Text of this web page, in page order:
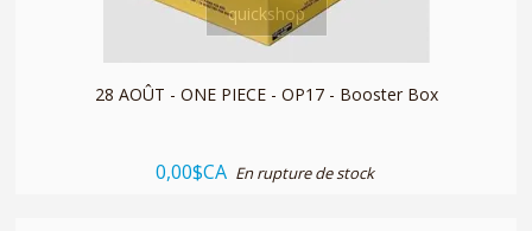
quickshop
28 AOÛT - ONE PIECE - OP17 - Booster Box
0,00$CA En rupture de stock